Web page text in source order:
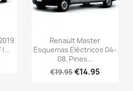
|...
Renault Master
Esquemas Eléctricos 04-
08, Pines...
€19.95€14.95